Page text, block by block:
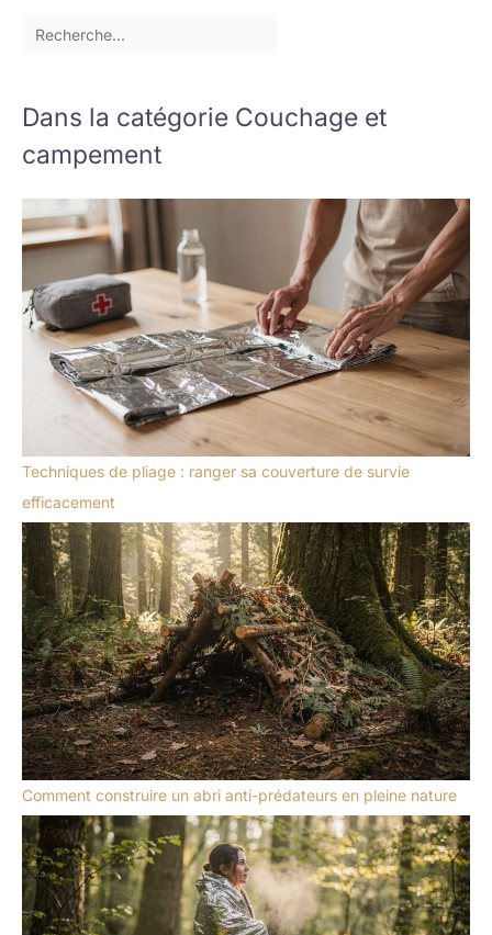
Dans la catégorie Couchage et
campement
Techniques de pliage : ranger sa couverture de survie
efficacement
Comment construire un abri anti-prédateurs en pleine nature